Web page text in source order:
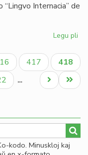
Internacia” de
Legu pli
Paĝo
417
Aktuala
paĝo
418
…
Last
page
Next
page
kodo. Minuskloj kaj